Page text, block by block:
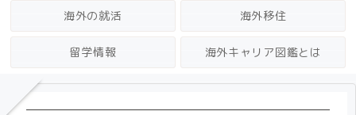
海外の就活 海外移住
留学情報 海外キャリア図鑑とは